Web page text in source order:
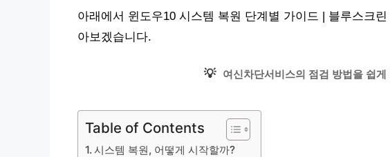
아래에서 윈도우10 시스템 복원 단계별 가이드 | 블루스크
아보겠습니다.
💡 여신차단서비스의 점검 방법을 쉽게
Table of Contents
시스템 복원, 어떻게 시작할까?